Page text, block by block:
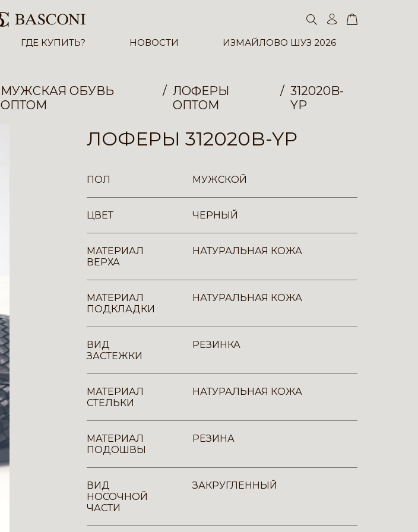
ГДЕ КУПИТЬ? НОВОСТИ ИЗМАЙЛОВО ШУЗ 2026
МУЖСКАЯ ОБУВЬ
ОПТОМ
ЛОФЕРЫ
ОПТОМ
312020B-
YP
ЛОФЕРЫ 312020B-YP
ПОЛ МУЖСКОЙ
ЦВЕТ ЧЕРНЫЙ
МАТЕРИАЛ
ВЕРХА
НАТУРАЛЬНАЯ КОЖА
МАТЕРИАЛ
ПОДКЛАДКИ
НАТУРАЛЬНАЯ КОЖА
ВИД
ЗАСТЕЖКИ
РЕЗИНКА
МАТЕРИАЛ
СТЕЛЬКИ
НАТУРАЛЬНАЯ КОЖА
МАТЕРИАЛ
ПОДОШВЫ
РЕЗИНА
ВИД
НОСОЧНОЙ
ЧАСТИ
ЗАКРУГЛЕННЫЙ